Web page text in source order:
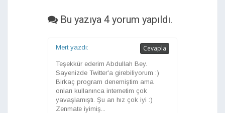
Bu yazıya 4 yorum yapıldı.
Mert yazdı: Cevapla
Teşekkür ederim Abdullah Bey.
Sayenizde Twitter'a girebiliyorum :)
Birkaç program denemiştim ama
onları kullanınca internetim çok
yavaşlamıştı. Şu an hız çok iyi :)
Zenmate iyimiş...